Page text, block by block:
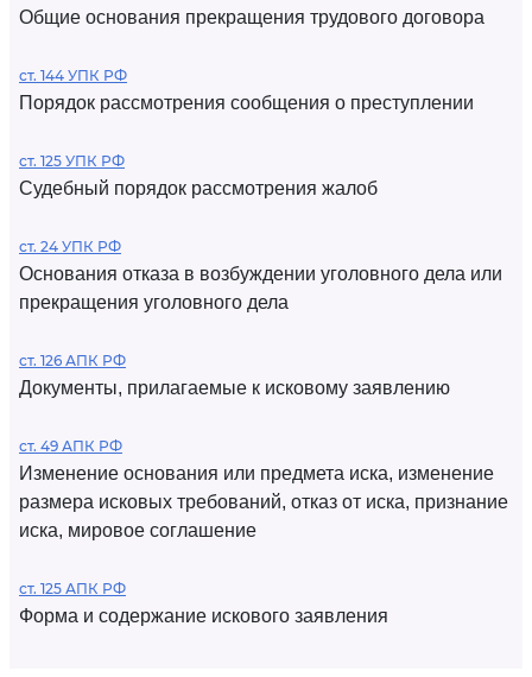
Общие основания прекращения трудового договора
ст. 144 УПК РФ
Порядок рассмотрения сообщения о преступлении
ст. 125 УПК РФ
Судебный порядок рассмотрения жалоб
ст. 24 УПК РФ
Основания отказа в возбуждении уголовного дела или
прекращения уголовного дела
ст. 126 АПК РФ
Документы, прилагаемые к исковому заявлению
ст. 49 АПК РФ
Изменение основания или предмета иска, изменение
размера исковых требований, отказ от иска, признание
иска, мировое соглашение
ст. 125 АПК РФ
Форма и содержание искового заявления